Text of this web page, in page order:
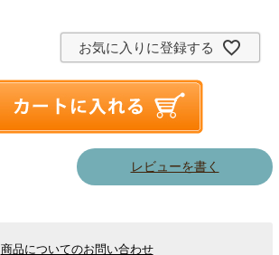
お気に入りに登録する
レビューを書く
商品についてのお問い合わせ